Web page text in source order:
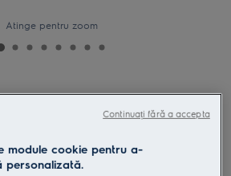
Atinge pentru zoom
integrată XT SensePro
module cookie pentru a-
personalizată.
Continuați fără a accepta